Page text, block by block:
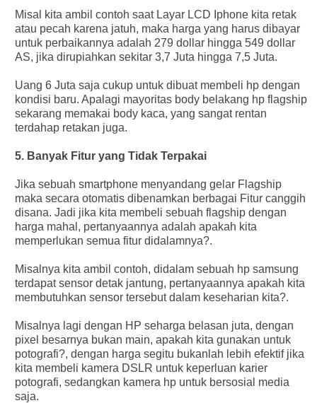
Misal kita ambil contoh saat Layar LCD Iphone kita retak
atau pecah karena jatuh, maka harga yang harus dibayar
untuk perbaikannya adalah 279 dollar hingga 549 dollar
AS, jika dirupiahkan sekitar 3,7 Juta hingga 7,5 Juta.
Uang 6 Juta saja cukup untuk dibuat membeli hp dengan
kondisi baru. Apalagi mayoritas body belakang hp flagship
sekarang memakai body kaca, yang sangat rentan
terdahap retakan juga.
5. Banyak Fitur yang Tidak Terpakai
Jika sebuah smartphone menyandang gelar Flagship
maka secara otomatis dibenamkan berbagai Fitur canggih
disana. Jadi jika kita membeli sebuah flagship dengan
harga mahal, pertanyaannya adalah apakah kita
memperlukan semua fitur didalamnya?.
Misalnya kita ambil contoh, didalam sebuah hp samsung
terdapat sensor detak jantung, pertanyaannya apakah kita
membutuhkan sensor tersebut dalam keseharian kita?.
Misalnya lagi dengan HP seharga belasan juta, dengan
pixel besarnya bukan main, apakah kita gunakan untuk
potografi?, dengan harga segitu bukanlah lebih efektif jika
kita membeli kamera DSLR untuk keperluan karier
potografi, sedangkan kamera hp untuk bersosial media
saja.